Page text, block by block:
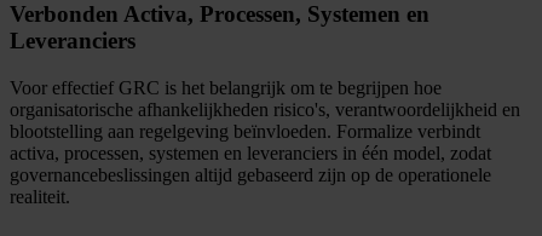
Verbonden Activa, Processen, Systemen en
Leveranciers
Voor effectief GRC is het belangrijk om te begrijpen hoe
organisatorische afhankelijkheden risico's, verantwoordelijkheid en
blootstelling aan regelgeving beïnvloeden. Formalize verbindt
activa, processen, systemen en leveranciers in één model, zodat
governancebeslissingen altijd gebaseerd zijn op de operationele
realiteit.